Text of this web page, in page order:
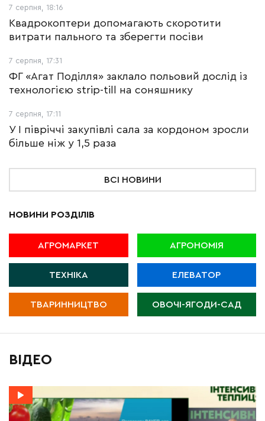
7 серпня, 18:16
Квадрокоптери допомагають скоротити
витрати пального та зберегти посіви
7 серпня, 17:31
ФГ «Агат Поділля» заклало польовий дослід із
технологією strip-till на соняшнику
7 серпня, 17:11
У І півріччі закупівлі сала за кордоном зросли
більше ніж у 1,5 раза
ВСІ НОВИНИ
НОВИНИ РОЗДІЛІВ
АГРОМАРКЕТ АГРОНОМІЯ
ТЕХНІКА ЕЛЕВАТОР
ТВАРИННИЦТВО ОВОЧІ-ЯГОДИ-САД
ВІДЕО